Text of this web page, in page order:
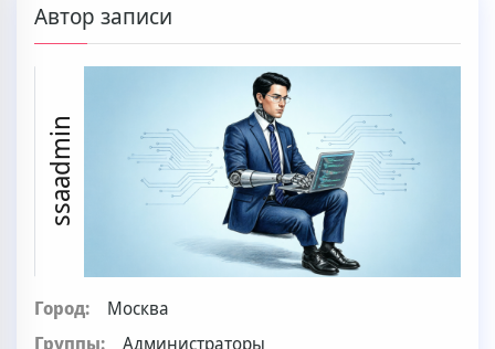
Автор записи
ssaadmin
Город:
Москва
Группы:
Администраторы